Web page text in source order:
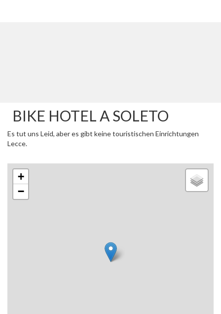
BIKE HOTEL A SOLETO
Es tut uns Leid, aber es gibt keine touristischen Einrichtungen
Lecce.
+
−